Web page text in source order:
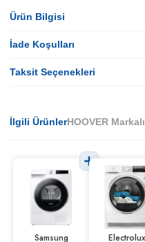
Ürün Bilgisi
İade Koşulları
Taksit Seçenekleri
İlgili ÜrünlerHOOVER
Samsung Electrolux